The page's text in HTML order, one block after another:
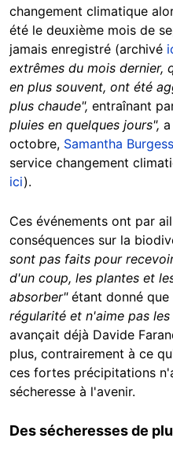
changement climatique
été le deuxième mois de
jamais enregistré (archivé
extrêmes du mois dernier,
en plus souvent, ont été
plus chaude", entraînant
pluies en quelques jours",
octobre, Samantha Burgess
service changement
ici).
Ces événements ont par
conséquences sur la
sont pas faits pour
d'un coup, les plantes et
absorber" étant donné
régularité et n'aime pas
avançait déjà Davide
plus, contrairement à ce
ces fortes précipitations
sécheresse à l'avenir.
Des sécheresses de